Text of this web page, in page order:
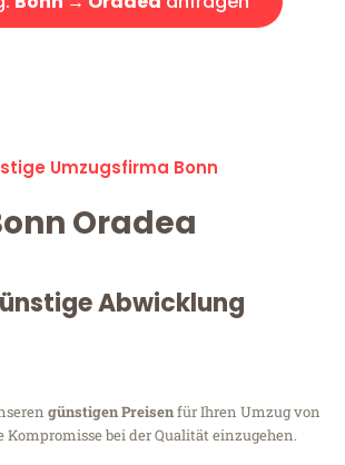
Umzugsfirma Bonn
Oradea
Abwicklung
günstigen Preisenfür Ihren Umzug von
Kompromisse bei der Qualität einzugehen.